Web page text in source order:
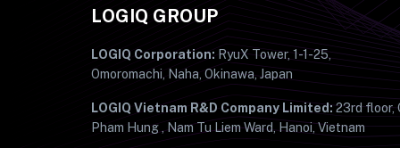
LOGIQ GROUP
LOGIQ Corporation: RyuX Tower, 1-1-25,
Omoromachi, Naha, Okinawa, Japan
LOGIQ Vietnam R&D Company Limited: 23rd floor,
Pham Hung , Nam Tu Liem Ward, Hanoi, Vietnam